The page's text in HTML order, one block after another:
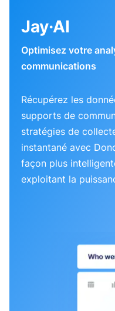
Jay·AI
Optimisez votre
communications
Récupérez les
supports de
stratégies de
instantané avec
façon plus
exploitant la